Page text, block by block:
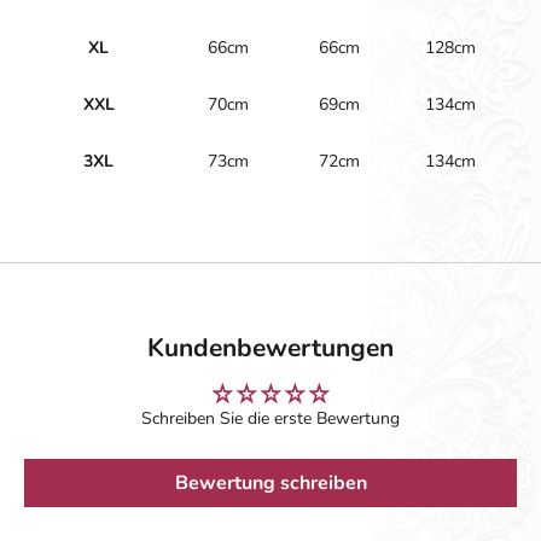
XL 66cm 66cm 128cm
XXL 70cm 69cm 134cm
3XL 73cm 72cm 134cm
Kundenbewertungen
Schreiben Sie die erste Bewertung
Bewertung schreiben